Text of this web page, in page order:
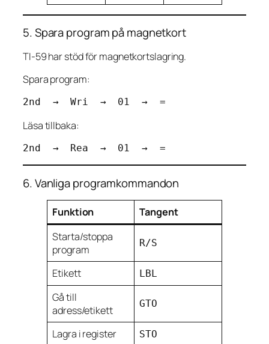
5. Spara program på magnetkort
TI-59 har stöd för magnetkortslagring.
Spara program:
Läsa tillbaka:
6. Vanliga programkommandon
Funktion
Tangent
Starta/stoppa
program
R/S
Etikett LBL
Gå till
adress/etikett
GTO
Lagra i register STO